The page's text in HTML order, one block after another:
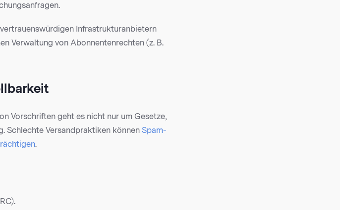
Infrastrukturanbietern
Verwaltung von Abonnentenrechten (z. B.
Vorschriften geht es nicht nur um Gesetze,
Schlechte Versandpraktiken können Spam-
.